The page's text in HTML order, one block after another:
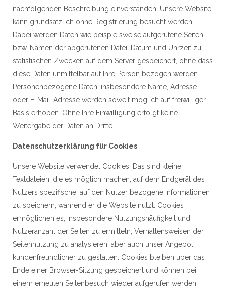
nachfolgenden Beschreibung einverstanden. Unsere Website
kann grundsätzlich ohne Registrierung besucht werden.
Dabei werden Daten wie beispielsweise aufgerufene Seiten
bzw. Namen der abgerufenen Datei, Datum und Uhrzeit zu
statistischen Zwecken auf dem Server gespeichert, ohne dass
diese Daten unmittelbar auf Ihre Person bezogen werden.
Personenbezogene Daten, insbesondere Name, Adresse
oder E-Mail-Adresse werden soweit möglich auf freiwilliger
Basis erhoben. Ohne Ihre Einwilligung erfolgt keine
Weitergabe der Daten an Dritte.
Datenschutzerklärung für Cookies
Unsere Website verwendet Cookies. Das sind kleine
Textdateien, die es möglich machen, auf dem Endgerät des
Nutzers spezifische, auf den Nutzer bezogene Informationen
zu speichern, während er die Website nutzt. Cookies
ermöglichen es, insbesondere Nutzungshäufigkeit und
Nutzeranzahl der Seiten zu ermitteln, Verhaltensweisen der
Seitennutzung zu analysieren, aber auch unser Angebot
kundenfreundlicher zu gestalten. Cookies bleiben über das
Ende einer Browser-Sitzung gespeichert und können bei
einem erneuten Seitenbesuch wieder aufgerufen werden.